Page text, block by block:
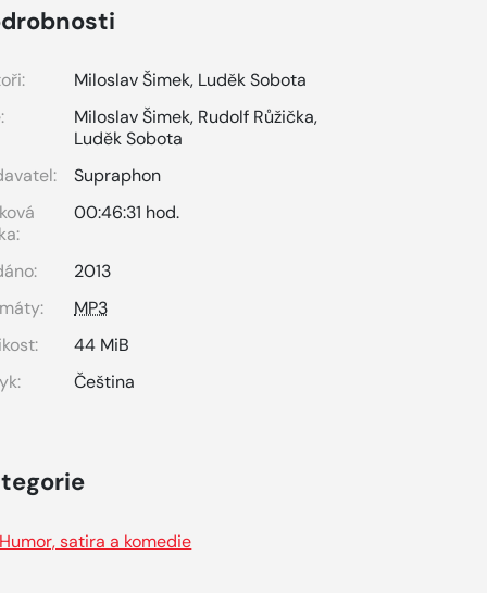
Miloslav Šimek, Luděk Sobota
Miloslav Šimek, Rudolf Růžička,
Luděk Sobota
Supraphon
00:46:31 hod.
2013
MP3
44 MiB
Čeština
Humor, satira a komedie